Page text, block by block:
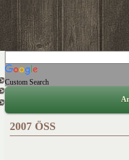
Custom Search
2007 ÖSS